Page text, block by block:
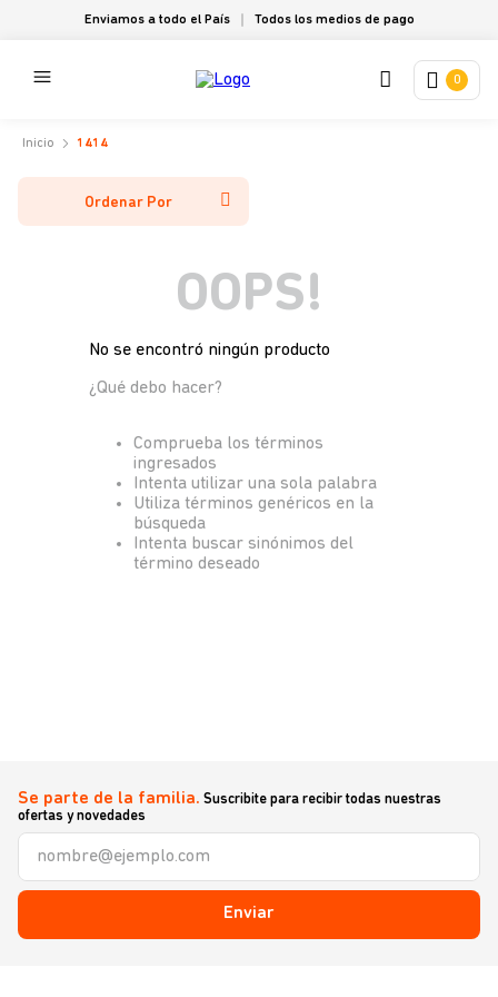
Enviamos a todo el País Todos los medios de pago
0
1414
Ordenar Por
OOPS!
No se encontró ningún producto
¿Qué debo hacer?
Comprueba los términos
ingresados
Intenta utilizar una sola palabra
Utiliza términos genéricos en la
búsqueda
Intenta buscar sinónimos del
término deseado
Se parte de la familia. Suscribite para recibir todas nuestras
ofertas y novedades
Enviar